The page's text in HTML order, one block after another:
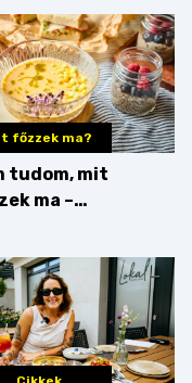
főzzek ma?
tudom, mit
ma –